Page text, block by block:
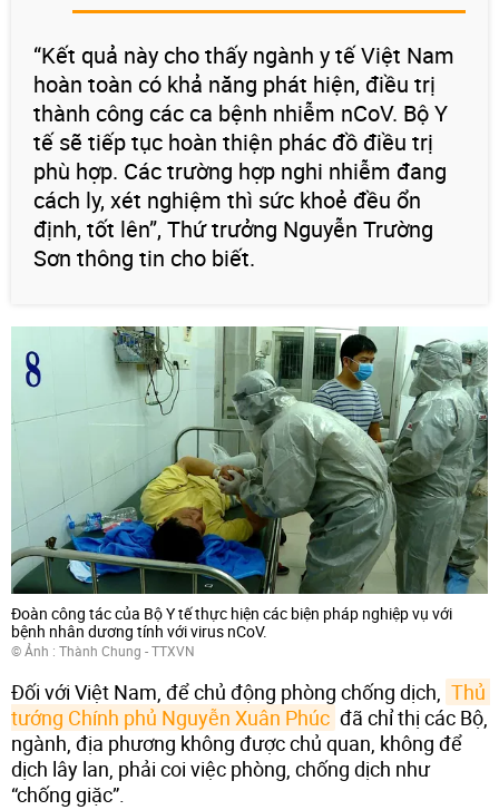
“Kết quả này cho thấy ngành y tế Việt Nam
hoàn toàn có khả năng phát hiện, điều trị
thành công các ca bệnh nhiễm nCoV. Bộ Y
tế sẽ tiếp tục hoàn thiện phác đồ điều trị
phù hợp. Các trường hợp nghi nhiễm đang
cách ly, xét nghiệm thì sức khoẻ đều ổn
định, tốt lên”, Thứ trưởng Nguyễn Trường
Sơn thông tin cho biết.
Đoàn công tác của Bộ Y tế thực hiện các biện pháp nghiệp vụ với
bệnh nhân dương tính với virus nCoV.
© Ảnh : Thành Chung - TTXVN
Đối với Việt Nam, để chủ động phòng chống dịch, Thủ
tướng Chính phủ Nguyễn Xuân Phúc đã chỉ thị các Bộ,
ngành, địa phương không được chủ quan, không để
dịch lây lan, phải coi việc phòng, chống dịch như
“chống giặc”.